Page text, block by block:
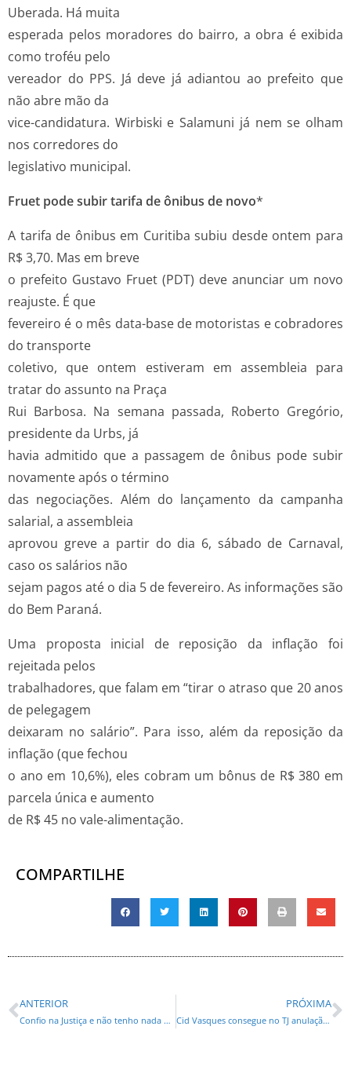
Uberada. Há muita
esperada pelos moradores do bairro, a obra é exibida
como troféu pelo
vereador do PPS. Já deve já adiantou ao prefeito que
não abre mão da
vice-candidatura. Wirbiski e Salamuni já nem se olham
nos corredores do
legislativo municipal.
Fruet pode subir tarifa de ônibus de novo*
A tarifa de ônibus em Curitiba subiu desde ontem para
R$ 3,70. Mas em breve
o prefeito Gustavo Fruet (PDT) deve anunciar um novo
reajuste. É que
fevereiro é o mês data-base de motoristas e cobradores
do transporte
coletivo, que ontem estiveram em assembleia para
tratar do assunto na Praça
Rui Barbosa. Na semana passada, Roberto Gregório,
presidente da Urbs, já
havia admitido que a passagem de ônibus pode subir
novamente após o término
das negociações. Além do lançamento da campanha
salarial, a assembleia
aprovou greve a partir do dia 6, sábado de Carnaval,
caso os salários não
sejam pagos até o dia 5 de fevereiro. As informações são
do Bem Paraná.
Uma proposta inicial de reposição da inflação foi
rejeitada pelos
trabalhadores, que falam em “tirar o atraso que 20 anos
de pelegagem
deixaram no salário”. Para isso, além da reposição da
inflação (que fechou
o ano em 10,6%), eles cobram um bônus de R$ 380 em
parcela única e aumento
de R$ 45 no vale-alimentação.
COMPARTILHE
ANTERIOR
Confio na Justiça e não tenho nada a temer’, diz Beto Richa
PRÓXIMA
Cid Vasques consegue no TJ anulação de lista sêxtupla para indicados do MP para vaga de desembargador